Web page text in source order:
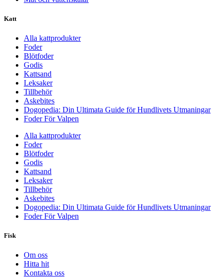
Katt
Alla kattprodukter
Foder
Blötfoder
Godis
Kattsand
Leksaker
Tillbehör
Askebites
Dogopedia: Din Ultimata Guide för Hundlivets Utmaningar
Foder För Valpen
Alla kattprodukter
Foder
Blötfoder
Godis
Kattsand
Leksaker
Tillbehör
Askebites
Dogopedia: Din Ultimata Guide för Hundlivets Utmaningar
Foder För Valpen
Fisk
Om oss
Hitta hit
Kontakta oss